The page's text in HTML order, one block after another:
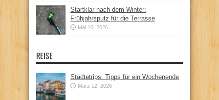
Startklar nach dem Winter:
Frühjahrsputz für die Terrasse
Mai 10, 2026
REISE
Städtetrips: Tipps für ein Wochenende
März 12, 2026